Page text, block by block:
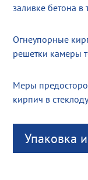
заливке бетона в
Огнеупорные
решетки камеры
Меры
кирпич в
Упаковка